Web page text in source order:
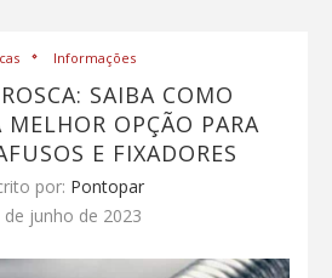
Informações
SAIBA COMO
MELHOR OPÇÃO PARA
E FIXADORES
por: Pontopar
de junho de 2023